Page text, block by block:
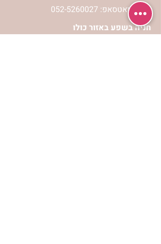
וואטסאפ: 052-5260027
חניה בשפע באזור כולו